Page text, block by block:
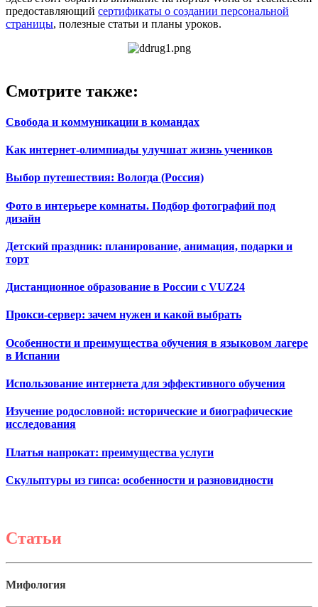
предоставляющий сертификаты о создании персональной
страницы, полезные статьи и планы уроков.
Смотрите также:
Свобода и коммуникации в командах
Как интернет-олимпиады улучшат жизнь учеников
Выбор путешествия: Вологда (Россия)
Фото в интерьере комнаты. Подбор фотографий под
дизайн
Детский праздник: планирование, анимация, подарки и
торт
Дистанционное образование в России с VUZ24
Прокси-сервер: зачем нужен и какой выбрать
Особенности и преимущества обучения в языковом лагере
в Испании
Использование интернета для эффективного обучения
Изучение родословной: исторические и биографические
исследования
Платья напрокат: преимущества услуги
Скульптуры из гипса: особенности и разновидности
Статьи
Мифология